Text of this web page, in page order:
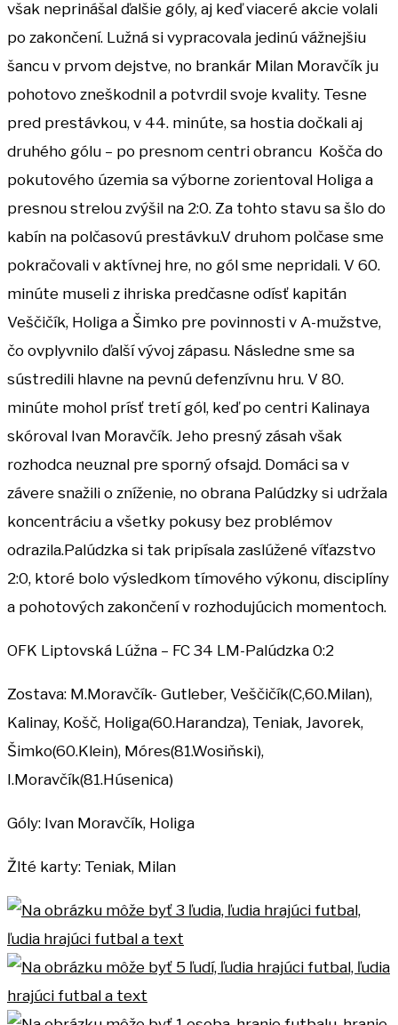
však neprinášal ďalšie góly, aj keď viaceré akcie volali
po zakončení. Lužná si vypracovala jedinú vážnejšiu
šancu v prvom dejstve, no brankár Milan Moravčík ju
pohotovo zneškodnil a potvrdil svoje kvality. Tesne
pred prestávkou, v 44. minúte, sa hostia dočkali aj
druhého gólu – po presnom centri obrancu Košča do
pokutového územia sa výborne zorientoval Holiga a
presnou strelou zvýšil na 2:0. Za tohto stavu sa šlo do
kabín na polčasovú prestávku.V druhom polčase sme
pokračovali v aktívnej hre, no gól sme nepridali. V 60.
minúte museli z ihriska predčasne odísť kapitán
Veščičík, Holiga a Šimko pre povinnosti v A-mužstve,
čo ovplyvnilo ďalší vývoj zápasu. Následne sme sa
sústredili hlavne na pevnú defenzívnu hru. V 80.
minúte mohol prísť tretí gól, keď po centri Kalinaya
skóroval Ivan Moravčík. Jeho presný zásah však
rozhodca neuznal pre sporný ofsajd. Domáci sa v
závere snažili o zníženie, no obrana Palúdzky si udržala
koncentráciu a všetky pokusy bez problémov
odrazila.Palúdzka si tak pripísala zaslúžené víťazstvo
2:0, ktoré bolo výsledkom tímového výkonu, disciplíny
a pohotových zakončení v rozhodujúcich momentoch.
OFK Liptovská Lúžna – FC 34 LM-Palúdzka 0:2
Zostava: M.Moravčík- Gutleber, Veščičík(C,60.Milan),
Kalinay, Košč, Holiga(60.Harandza), Teniak, Javorek,
Šimko(60.Klein), Móres(81.Wosiňski),
I.Moravčík(81.Húsenica)
Góly: Ivan Moravčík, Holiga
Žlté karty: Teniak, Milan